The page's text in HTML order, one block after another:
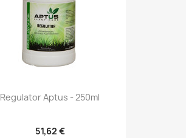
Regulator Aptus - 250ml
51,62 €